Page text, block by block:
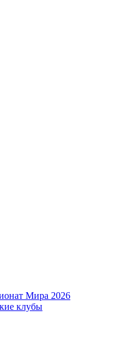
Мира 2026
клубы